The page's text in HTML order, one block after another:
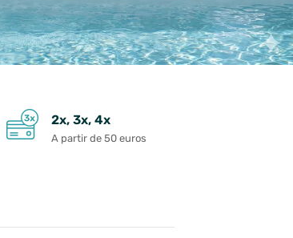
2x, 3x, 4x
A partir de 50 euros